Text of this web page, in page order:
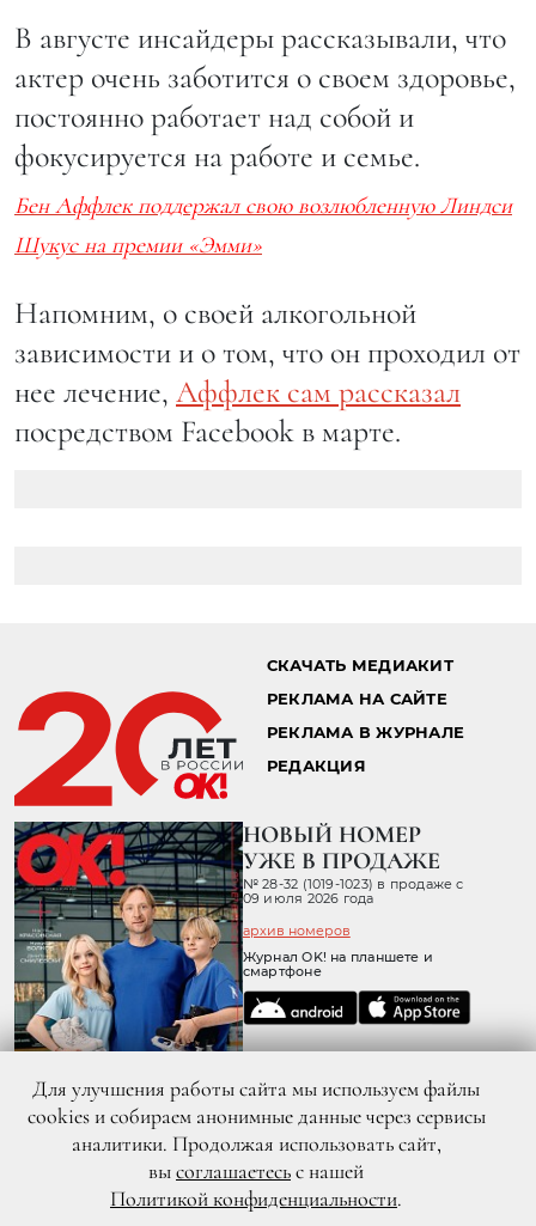
В августе инсайдеры рассказывали, что
актер очень заботится о своем здоровье,
постоянно работает над собой и
фокусируется на работе и семье.
Бен Аффлек поддержал свою возлюбленную Линдси
Шукус на премии «Эмми»
Напомним, о своей алкогольной
зависимости и о том, что он проходил от
нее лечение, Аффлек сам рассказал
посредством Facebook в марте.
СКАЧАТЬ МЕДИАКИТ
РЕКЛАМА НА САЙТЕ
РЕКЛАМА В ЖУРНАЛЕ
РЕДАКЦИЯ
НОВЫЙ НОМЕР
УЖЕ В ПРОДАЖЕ
№ 28-32 (1019-1023) в продаже с
09 июля 2026 года
архив номеров
Журнал OK! на планшете и
смартфоне
© 2026 ООО «ХИТ ТВ» Все права защищены. 16+
Для улучшения работы сайта мы используем файлы
cookies и собираем анонимные данные через сервисы
аналитики. Продолжая использовать сайт,
высоглашаетесьс нашей
Политикой конфиденциальности.